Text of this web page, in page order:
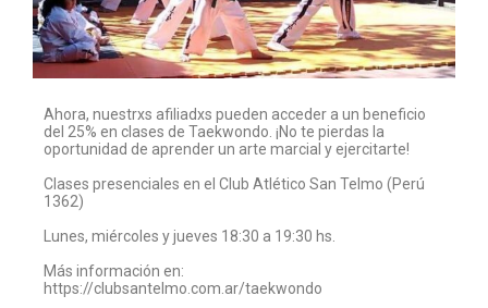
Ahora, nuestrxs afiliadxs pueden acceder a un beneficio
del 25% en clases de Taekwondo. ¡No te pierdas la
oportunidad de aprender un arte marcial y ejercitarte!
Clases presenciales en el Club Atlético San Telmo (Perú
1362)
Lunes, miércoles y jueves 18:30 a 19:30 hs.
Más información en:
https://clubsantelmo.com.ar/taekwondo